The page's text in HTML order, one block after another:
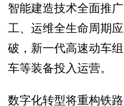
智能建造技术全面推
工、运维全生命周期
破，新一代高速动车
车等装备投入运营。
数字化转型将重构铁